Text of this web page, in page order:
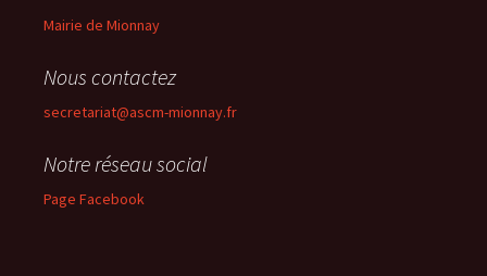
Mairie de Mionnay
Nous contactez
secretariat@ascm-mionnay.fr
Notre réseau social
Page Facebook